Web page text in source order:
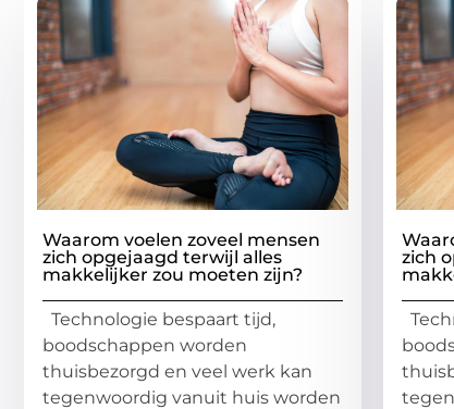
Waarom voelen zoveel mensen
zich opgejaagd terwijl alles
makkelijker zou moeten zijn?
Technologie bespaart tijd,
boodschappen worden
thuisbezorgd en veel werk kan
tegenwoordig vanuit huis worden
zich